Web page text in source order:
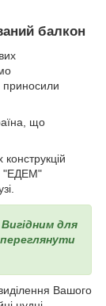
балкон
приносили
що
"ЕДЕМ"
для
Вашого